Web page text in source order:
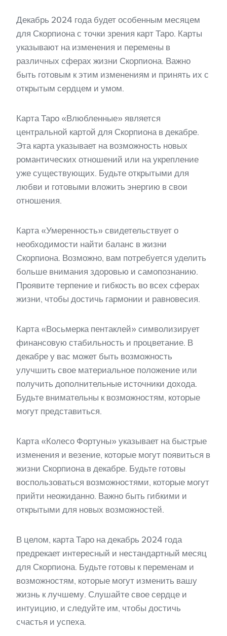
Декабрь 2024 года будет особенным месяцем
для Скорпиона с точки зрения карт Таро. Карты
указывают на изменения и перемены в
различных сферах жизни Скорпиона. Важно
быть готовым к этим изменениям и принять их с
открытым сердцем и умом.
Карта Таро «Влюбленные» является
центральной картой для Скорпиона в декабре.
Эта карта указывает на возможность новых
романтических отношений или на укрепление
уже существующих. Будьте открытыми для
любви и готовыми вложить энергию в свои
отношения.
Карта «Умеренность» свидетельствует о
необходимости найти баланс в жизни
Скорпиона. Возможно, вам потребуется уделить
больше внимания здоровью и самопознанию.
Проявите терпение и гибкость во всех сферах
жизни, чтобы достичь гармонии и равновесия.
Карта «Восьмерка пентаклей» символизирует
финансовую стабильность и процветание. В
декабре у вас может быть возможность
улучшить свое материальное положение или
получить дополнительные источники дохода.
Будьте внимательны к возможностям, которые
могут представиться.
Карта «Колесо Фортуны» указывает на быстрые
изменения и везение, которые могут появиться в
жизни Скорпиона в декабре. Будьте готовы
воспользоваться возможностями, которые могут
прийти неожиданно. Важно быть гибкими и
открытыми для новых возможностей.
В целом, карта Таро на декабрь 2024 года
предрекает интересный и нестандартный месяц
для Скорпиона. Будьте готовы к переменам и
возможностям, которые могут изменить вашу
жизнь к лучшему. Слушайте свое сердце и
интуицию, и следуйте им, чтобы достичь
счастья и успеха.